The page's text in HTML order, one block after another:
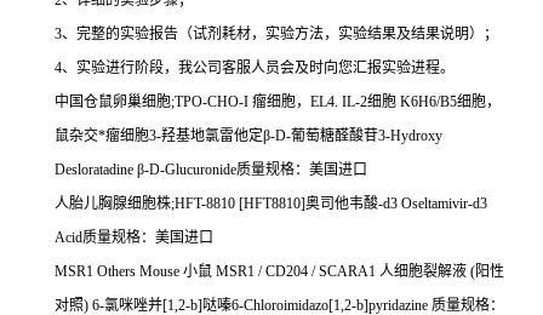
3、完整的实验报告（试剂耗材，实验方法，实验结果及结果说明）；
4、实验进行阶段，我公司客服人员会及时向您汇报实验进程。
中国仓鼠卵巢细胞;TPO-CHO-I 瘤细胞， EL4. IL-2细胞 K6H6/B5细胞，
鼠杂交*瘤细胞3-羟基地氯雷他定β-D-葡萄糖醛酸苷3-Hydroxy
Desloratadine β-D-Glucuronide质量规格：美国进口
人胎儿胸腺细胞株;HFT-8810 [HFT8810]奥司他韦酸-d3 Oseltamivir-d3
Acid质量规格：美国进口
MSR1 Others Mouse 小鼠 MSR1 / CD204 / SCARA1 人细胞裂解液 (阳性
对照) 6-氯咪唑并[1,2-b]哒嗪6-Chloroimidazo[1,2-b]pyridazine 质量规格：